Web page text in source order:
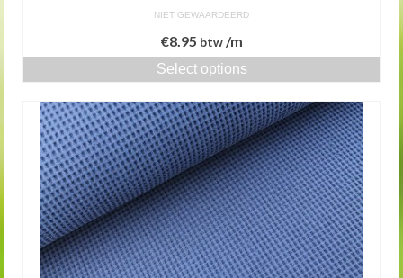
NIET GEWAARDEERD
€8.95 btw/m
Select options